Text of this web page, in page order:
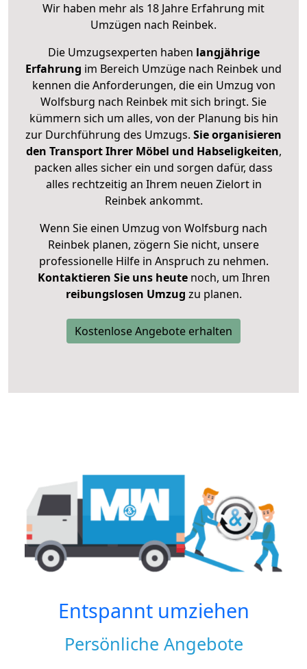
Wir haben mehr als 18 Jahre Erfahrung mit
Umzügen nach Reinbek.
Die Umzugsexperten haben langjährige
Erfahrung im Bereich Umzüge nach Reinbek und
kennen die Anforderungen, die ein Umzug von
Wolfsburg nach Reinbek mit sich bringt. Sie
kümmern sich um alles, von der Planung bis hin
zur Durchführung des Umzugs. Sie organisieren
den Transport Ihrer Möbel und Habseligkeiten,
packen alles sicher ein und sorgen dafür, dass
alles rechtzeitig an Ihrem neuen Zielort in
Reinbek ankommt.
Wenn Sie einen Umzug von Wolfsburg nach
Reinbek planen, zögern Sie nicht, unsere
professionelle Hilfe in Anspruch zu nehmen.
Kontaktieren Sie uns heutenoch, um Ihren
reibungslosen Umzug zu planen.
Kostenlose Angebote erhalten
Entspannt umziehen
Persönliche Angebote